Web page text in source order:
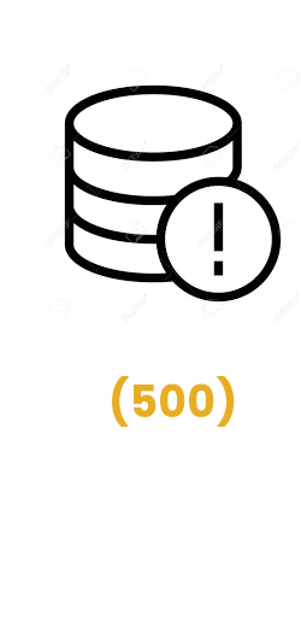
(500)